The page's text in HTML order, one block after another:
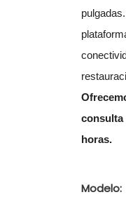
consulta
horas.
Modelo: